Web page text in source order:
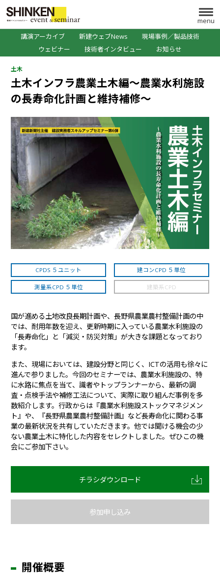
menu
講演アーカイブ
新建ウェブNews
現場事例／製品技術
ウェビナー
技術者インタビュー お知らせ
土木
土木インフラ農業土木編～農業水利施設
の長寿命化計画と維持補修～
CPDS ５ユニット 建コンCPD ５単位
測量系CPD ５単位 建築系CPD
国が進める土地改良長期計画や、長野県農業農村整備計画の中
では、耐用年数を迎え、更新時期に入っている農業水利施設の
「長寿命化」と「減災・防災対策」が大きな課題となっており
ます。
また、現場においては、建設分野と同じく、ICTの活用も徐々に
進んで参りました。今回のセミナーでは、農業水利施設の、特
に水路に焦点を当て、識者やトップランナーから、最新の調
査・点検手法や補修工法について、実際に取り組んだ事例を多
数紹介します。行政からは『農業水利施設ストックマネジメン
ト』や、『長野県農業農村整備計画』など長寿命化に関わる事
業の最新状況を共有していただきます。他では聞ける機会の少
ない農業土木に特化した内容をセレクトしました。ぜひこの機
会にご参加下さい。
チラシダウンロード
参加申し込み
開催概要